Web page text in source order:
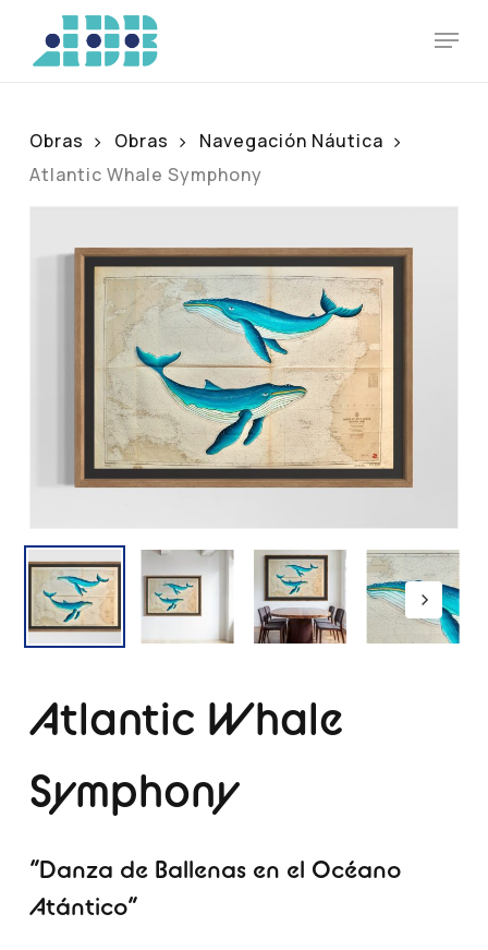
main
Obras Obras
Navegación Náutica
Atlantic Whale Symphony
Atlantic Whale
Symphony
“Danza de Ballenas en el Océano
Atántico”